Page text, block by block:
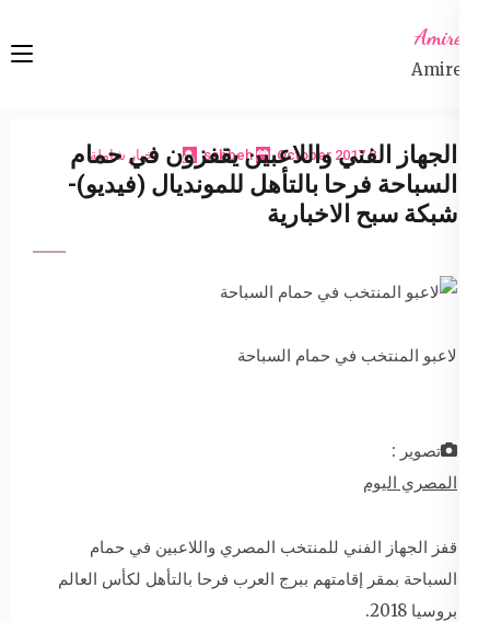
content
Enter)
Amireta
Amireta
8 October 2017
sabbeh اخبار شاملة
الجهاز الفني واللاعبين يقفزون في حمام
السباحة فرحا بالتأهل للمونديال (فيديو)-
شبكة سبح الاخبارية
لاعبو المنتخب في حمام السباحة
تصوير :
المصري اليوم
قفز الجهاز الفني للمنتخب المصري واللاعبين في حمام
السباحة بمقر إقامتهم ببرج العرب فرحا بالتأهل لكأس العالم
بروسيا 2018.